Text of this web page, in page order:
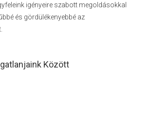
igényeire szabott megoldásokkal
és gördülékenyebbé az
Között